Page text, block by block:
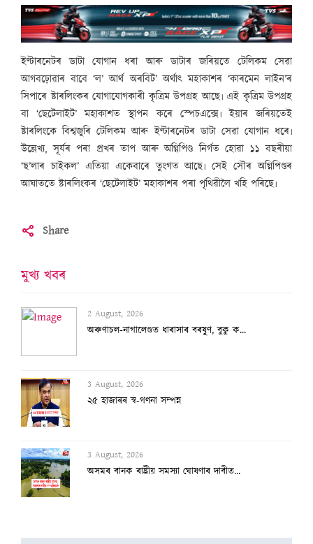
ইণ্টাৰনেটৰ ডাটা যোগান ধৰা আৰু ডাটাৰ জৰিয়তে টেলিকম সেৱা
আগবঢ়োৱাৰ বাবে ‘ল’ আৰ্থ অৰবিট’ অৰ্থাৎ মহাকাশৰ ‘কাৰমেন লাইন’ৰ
সিপাৰে ষ্টাৰলিংকৰ যোগাযোগকাৰী কৃত্ৰিম উপগ্ৰহ আছে৷ এই কৃত্ৰিম উপগ্ৰহ
বা ‘ছেটেলাইট’ মহাকাশত স্থাপন কৰে স্পেচএক্সে৷ ইয়াৰ জৰিয়তেই
ষ্টাৰলিংকে বিশ্বজুৰি টেলিকম আৰু ইণ্টাৰনেটৰ ডাটা সেৱা যোগান ধৰে৷
উল্লেখ্য, সূৰ্যৰ পৰা প্ৰখৰ তাপ আৰু অগ্নিপিণ্ড নিৰ্গত হোৱা ১১ বছৰীয়া
‘ছ’লাৰ চাইকল’ এতিয়া একেবাৰে তুংগত আছে৷ সেই সৌৰ অগ্নিপিণ্ডৰ
আঘাততে ষ্টাৰলিংকৰ ‘ছেটেলাইট’ মহাকাশৰ পৰা পৃথিৱীলৈ খহি পৰিছে৷
Share
মুখ্য খবৰ
2 August, 2026
অৰুণাচল-নাগালেণ্ডত ধাৰাসাৰ বৰষুণ, বুকু ক...
3 August, 2026
২৫ হাজাৰৰ স্ব-গণনা সম্পন্ন
3 August, 2026
অসমৰ বানক ৰাষ্ট্ৰীয় সমস্যা ঘোষণাৰ দাবীত...